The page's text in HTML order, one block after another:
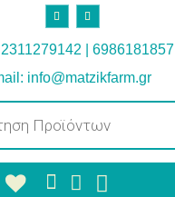
| 6986181857
info@matzikfarm.gr
  